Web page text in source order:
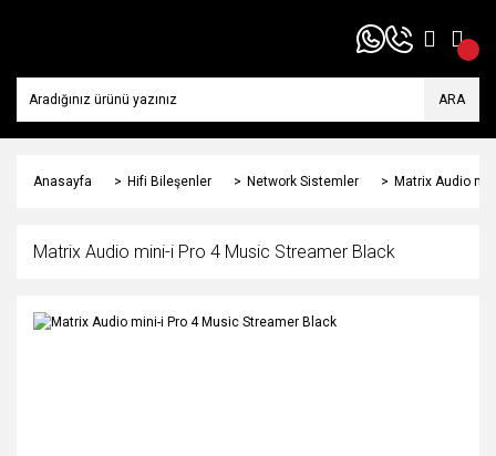
ARA
Anasayfa Hifi Bileşenler Network Sistemler Matrix Audio
Matrix Audio mini-i Pro 4 Music Streamer Black